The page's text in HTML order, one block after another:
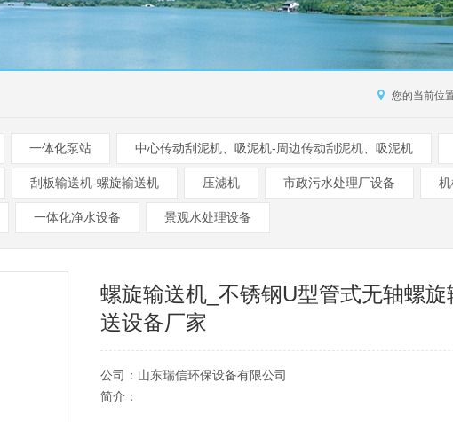
您的当前位
一体化泵站 中心传动刮泥机、吸泥机-周边传动刮泥机、吸泥机
刮板输送机-螺旋输送机 压滤机 市政污水处理厂设备
一体化净水设备 景观水处理设备
螺旋输送机_不锈钢U型管式无轴螺
送设备厂家
公司：山东瑞信环保设备有限公司
简介：